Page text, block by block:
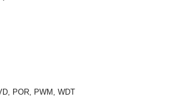
POR, PWM, WDT